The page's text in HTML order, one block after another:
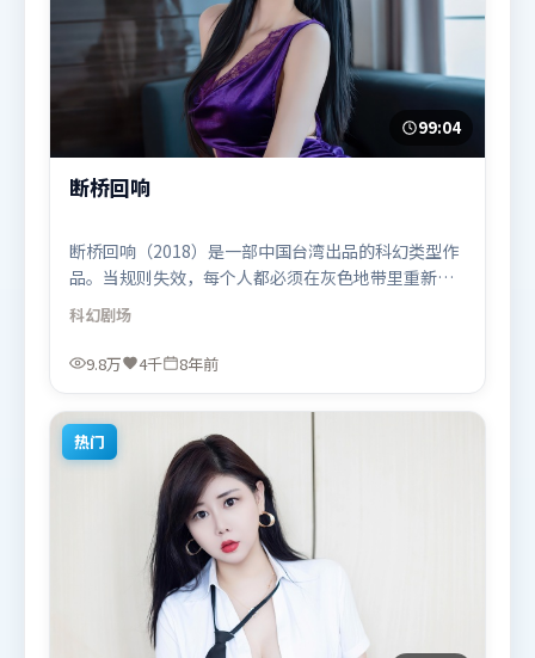
99:04
断桥回响
断桥回响（2018）是一部中国台湾出品的科幻类型作
品。当规则失效，每个人都必须在灰色地带里重新选
择立场与底线。人物关系网复杂却不凌乱，每场对手
戏都推动信息增量。由张艺谋执导，白宇、迪皮卡·
帕度柯妮、吴京，梁朝伟、木村拓哉、刘德华等联袂
首映上线，适合喜欢科幻题材的观众观看。
科幻剧场
9.8万 4千 8年前
热门